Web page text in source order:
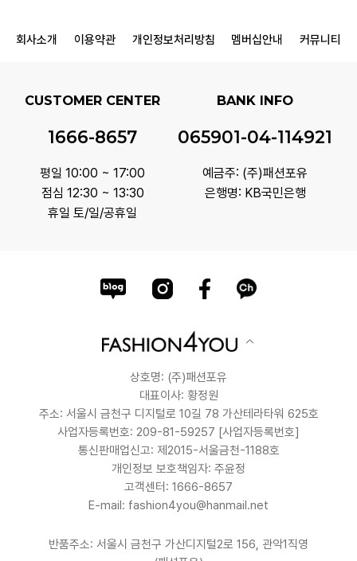
회사소개 이용약관 개인정보처리방침 멤버십안내 커뮤니티
CUSTOMER CENTER
1666-8657
평일 10:00 ~ 17:00
점심 12:30 ~ 13:30
휴일 토/일/공휴일
BANK INFO
065901-04-114921
예금주: (주)패션포유
은행명: KB국민은행
상호명: (주)패션포유
대표이사: 황정원
주소: 서울시 금천구 디지털로 10길 78 가산테라타워 625호
사업자등록번호: 209-81-59257 [사업자등록번호]
통신판매업신고: 제2015-서울금천-1188호
개인정보 보호책임자: 주윤정
고객센터: 1666-8657
E-mail: fashion4you@hanmail.net
반품주소: 서울시 금천구 가산디지털2로 156, 관악1직영